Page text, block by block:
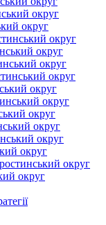
округ
округ
округ
округ
округ
округ
округ
округ
округ
округ
округ
округ
округ
округ